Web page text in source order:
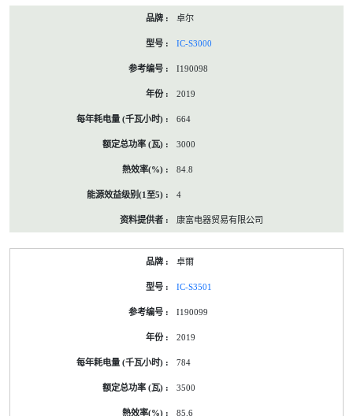
卓尔
IC-S3000
I190098
2019
664
3000
84.8
4
康富电器贸易有限公司
卓爾
IC-S3501
I190099
2019
784
3500
85.6